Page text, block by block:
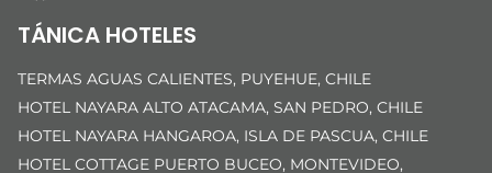
TÁNICA HOTELES
TERMAS AGUAS CALIENTES, PUYEHUE, CHILE
HOTEL NAYARA ALTO ATACAMA, SAN PEDRO, CHILE
HOTEL NAYARA HANGAROA, ISLA DE PASCUA, CHILE
HOTEL COTTAGE PUERTO BUCEO, MONTEVIDEO,